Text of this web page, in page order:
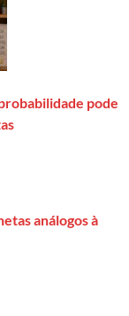
pode
análogos à